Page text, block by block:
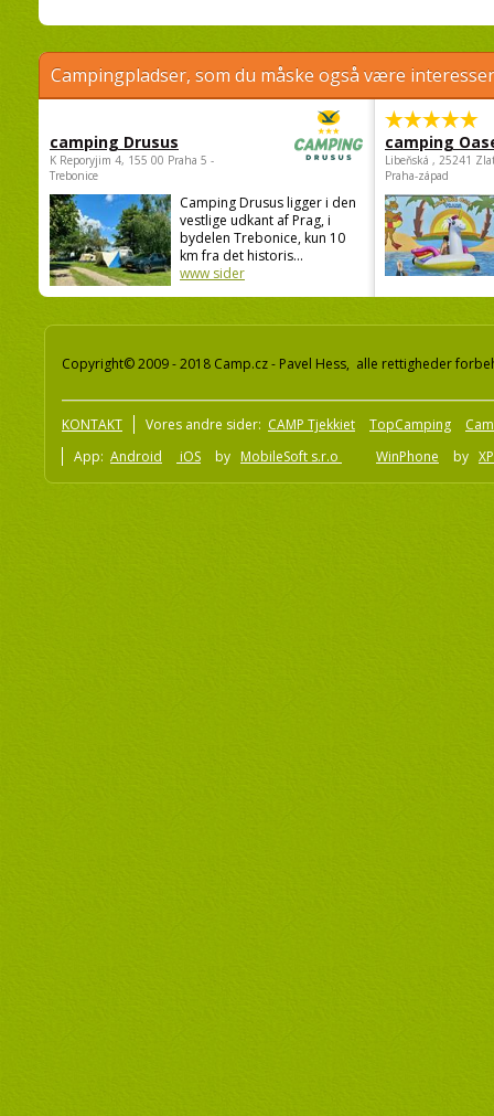
Campingpladser, som du måske også være
camping Drusus
K Reporyjim 4, 155 00 Praha 5 -
Trebonice
Camping Drusus ligger i den
vestlige udkant af Prag, i
bydelen Trebonice, kun 10
km fra det historis...
www sider
camping
Libeňská , 25241
Praha-západ
Copyright© 2009 - 2018 Camp.cz - Pavel Hess, alle rettigheder
KONTAKT Vores andre sider: CAMP Tjekkiet TopCamping
App: Android iOS by MobileSoft s.r.o WinPhone by